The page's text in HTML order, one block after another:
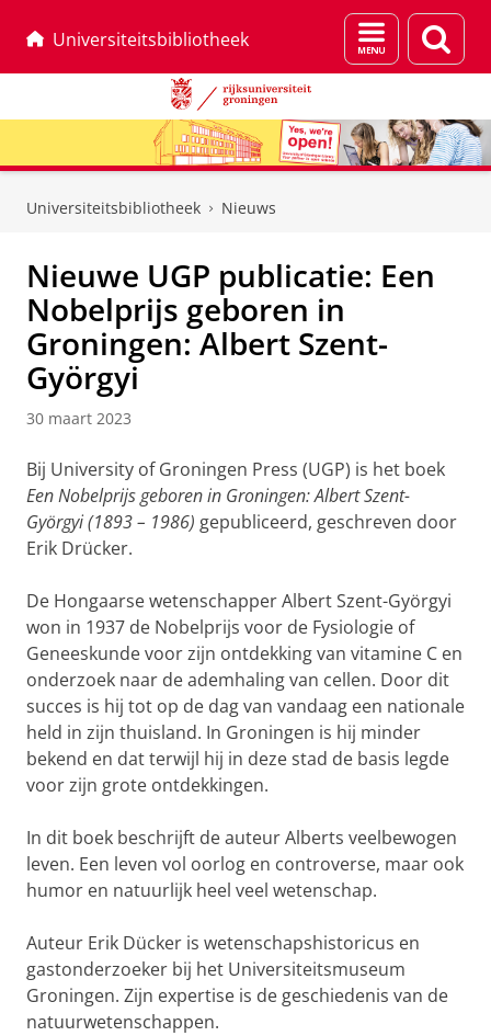
Universiteitsbibliotheek
Menu
en
Universiteitsbibliotheek Nieuws
Nieuwe UGP publicatie: Een
Nobelprijs geboren in
Groningen: Albert Szent-
Györgyi
30 maart 2023
Bij University of Groningen Press (UGP) is het boek
Een Nobelprijs geboren in Groningen: Albert Szent-
Györgyi (1893 – 1986) gepubliceerd, geschreven door
Erik Drücker.
De Hongaarse wetenschapper Albert Szent-Györgyi
won in 1937 de Nobelprijs voor de Fysiologie of
Geneeskunde voor zijn ontdekking van vitamine C en
onderzoek naar de ademhaling van cellen. Door dit
succes is hij tot op de dag van vandaag een nationale
held in zijn thuisland. In Groningen is hij minder
bekend en dat terwijl hij in deze stad de basis legde
voor zijn grote ontdekkingen.
In dit boek beschrijft de auteur Alberts veelbewogen
leven. Een leven vol oorlog en controverse, maar ook
humor en natuurlijk heel veel wetenschap.
Auteur Erik Dücker is wetenschapshistoricus en
gastonderzoeker bij het Universiteitsmuseum
Groningen. Zijn expertise is de geschiedenis van de
natuurwetenschappen.